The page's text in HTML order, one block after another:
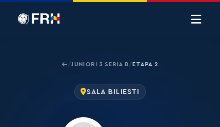
/JUNIORI 3 SERIA B/ETAPA 2
SALA BILIESTI